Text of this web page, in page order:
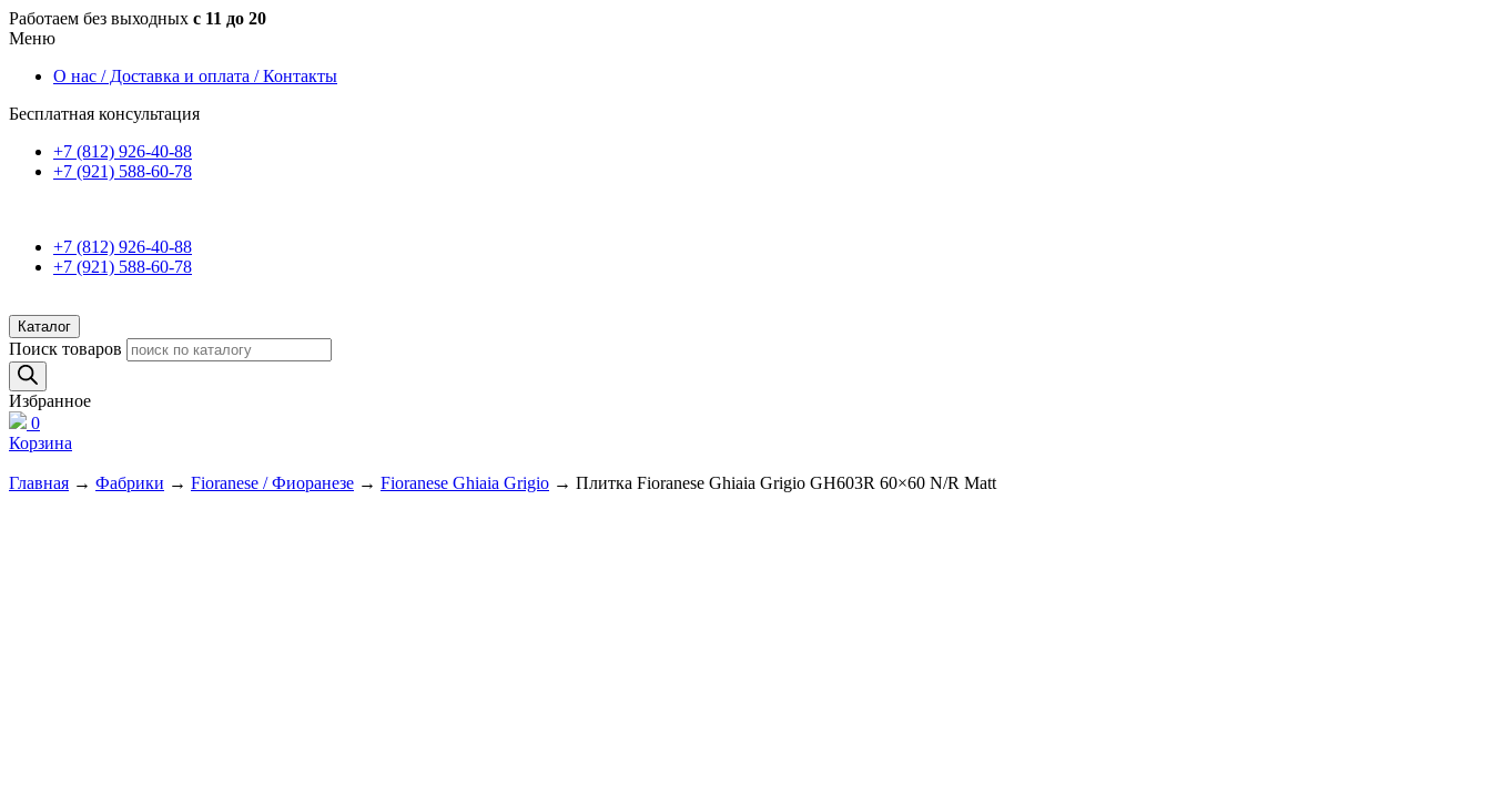
Работаем без выходных с 11 до 20
Меню
О нас / Доставка и оплата / Контакты
Бесплатная консультация
+7 (812) 926-40-88
+7 (921) 588-60-78
+7 (812) 926-40-88
+7 (921) 588-60-78
Каталог
Поиск товаров
Избранное
0
Корзина
Главная → Фабрики → Fioranese / Фиоранезе → Fioranese Ghiaia Grigio → Плитка Fioranese Ghiaia Grigio GH603R 60×60 N/R Matt